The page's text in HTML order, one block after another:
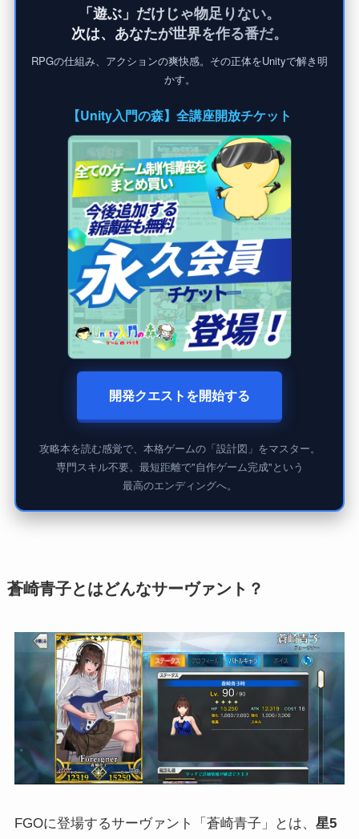
「遊ぶ」だけじゃ物足りない。
次は、あなたが世界を作る番だ。
RPGの仕組み、アクションの爽快感。その正体をUnityで解き明
かす。
【Unity入門の森】全講座開放チケット
開発クエストを開始する
攻略本を読む感覚で、本格ゲームの「設計図」をマスター。
専門スキル不要。最短距離で"自作ゲーム完成"という
最高のエンディングへ。
蒼崎青子とはどんなサーヴァント？
FGOに登場するサーヴァント「蒼崎青子」とは、 星5